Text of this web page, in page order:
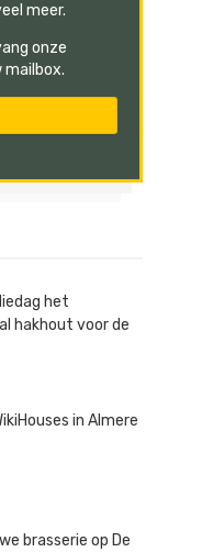
meer.
onze
mailbox.
het
hakhout voor de
in Almere
brasserie op De